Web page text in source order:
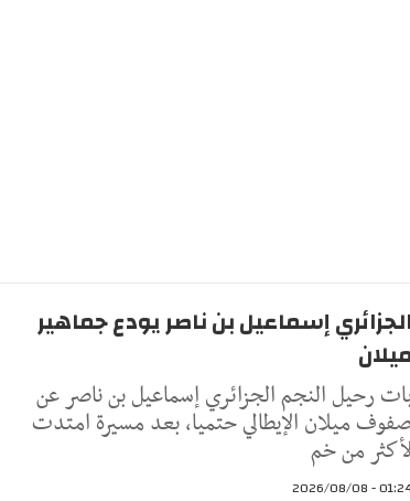
الجزائري إسماعيل بن ناصر يودع جماهير
ميلان
رحيل النجم الجزائري إسماعيل بن ناصر عن
صفوف ميلان الإيطالي حتميا، بعد مسيرة امتدت
لأكثر من خم
01:24 - 2026/